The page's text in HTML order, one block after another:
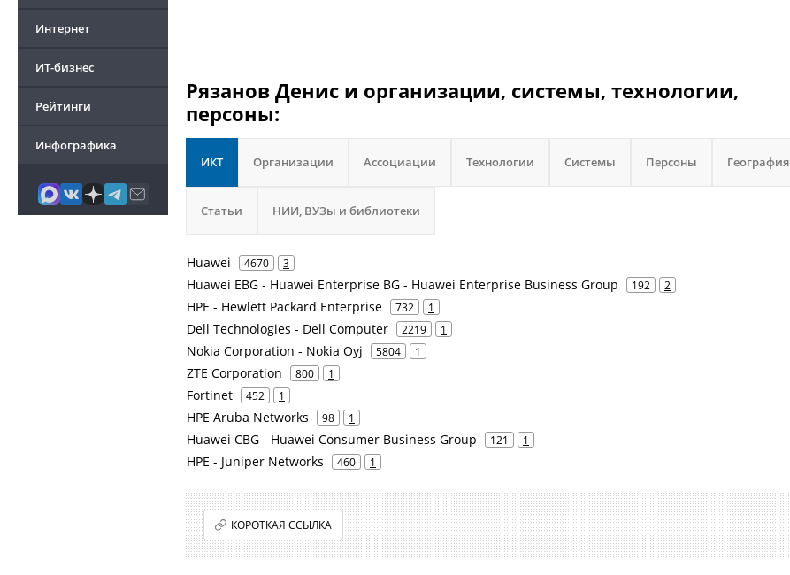
Интернет
ИТ-бизнес
Рейтинги
Инфографика
Рязанов Денис и организации, системы, технологии,
персоны:
ИКТ Организации Ассоциации Технологии Системы Персоны География
Статьи НИИ, ВУЗы и библиотеки
Huawei 4670 3
Huawei EBG - Huawei Enterprise BG - Huawei Enterprise Business Group 192 2
HPE - Hewlett Packard Enterprise 732 1
Dell Technologies - Dell Computer 2219 1
Nokia Corporation - Nokia Oyj 5804 1
ZTE Corporation 800 1
Fortinet 452 1
HPE Aruba Networks 98 1
Huawei CBG - Huawei Consumer Business Group 121 1
HPE - Juniper Networks 460 1
КОРОТКАЯ ССЫЛКА